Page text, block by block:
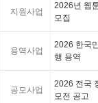
지원사업
2026년 웹
모집
용역사업
2026 한국
행 용역
공모사업
2026 전국
모전 공고